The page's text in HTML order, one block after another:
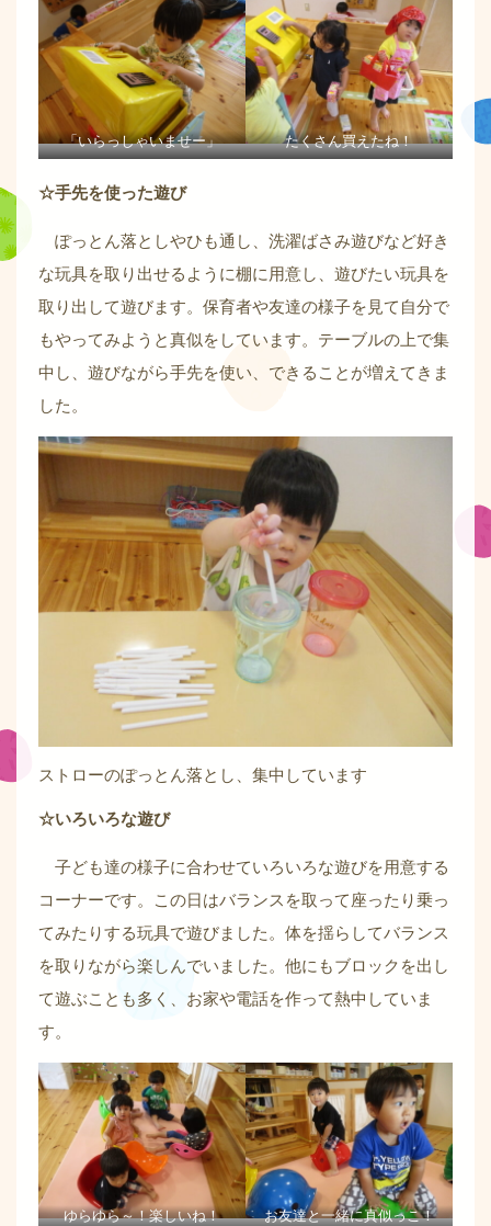
「いらっしゃいませー」 たくさん買えたね！
☆手先を使った遊び
ぽっとん落としやひも通し、洗濯ばさみ遊びなど好き
な玩具を取り出せるように棚に用意し、遊びたい玩具を
取り出して遊びます。保育者や友達の様子を見て自分で
もやってみようと真似をしています。テーブルの上で集
中し、遊びながら手先を使い、できることが増えてきま
した。
ストローのぽっとん落とし、集中しています
☆いろいろな遊び
子ども達の様子に合わせていろいろな遊びを用意する
コーナーです。この日はバランスを取って座ったり乗っ
てみたりする玩具で遊びました。体を揺らしてバランス
を取りながら楽しんでいました。他にもブロックを出し
て遊ぶことも多く、お家や電話を作って熱中していま
す。
ゆらゆら～！楽しいね！ お友達と一緒に真似っこ！